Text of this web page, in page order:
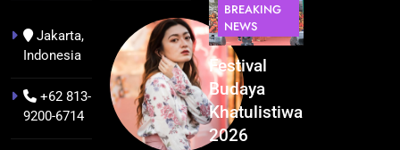
Jakarta,
Indonesia
+62 813-
9200-6714
NEWS
Kualitas
Pramuwisata
Dukung
Peningkatan
TEKNOLOGI
Indonesia
Resmi
Bangun AI
Factory
BREAKING
NEWS
Festival
Budaya
Khatulistiwa
2026